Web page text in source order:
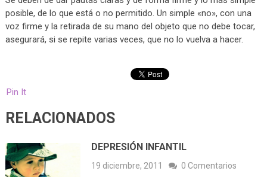
posible, de lo que está o no permitido. Un simple «no», con una
voz firme y la retirada de su mano del objeto que no debe tocar,
asegurará, si se repite varias veces, que no lo vuelva a hacer.
Pin It
RELACIONADOS
DEPRESIÓN INFANTIL
19 diciembre, 2011 0 Comentarios